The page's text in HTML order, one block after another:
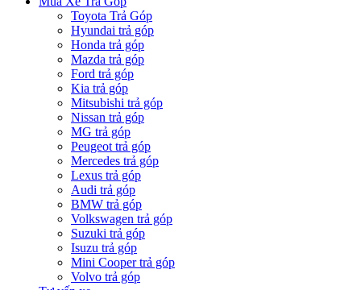
Toyota Trả Góp
Hyundai trả góp
Honda trả góp
Mazda trả góp
Ford trả góp
Kia trả góp
Mitsubishi trả góp
Nissan trả góp
MG trả góp
Peugeot trả góp
Mercedes trả góp
Lexus trả góp
Audi trả góp
BMW trả góp
Volkswagen trả góp
Suzuki trả góp
Isuzu trả góp
Mini Cooper trả góp
Volvo trả góp